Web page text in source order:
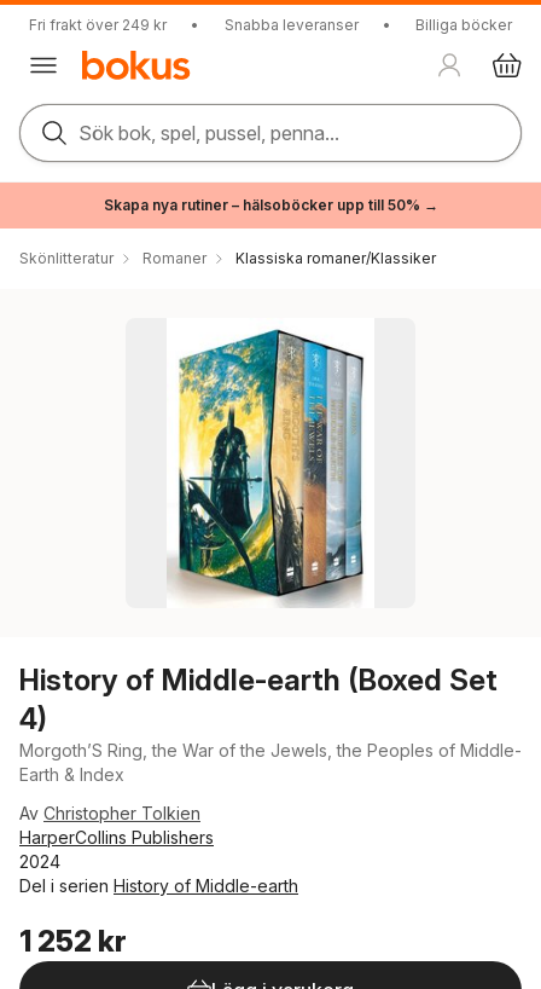
Fri frakt över 249 kr • Snabba leveranser • Billiga böcker
Sök bok, spel, pussel, penna...
Skapa nya rutiner – hälsoböcker upp till 50% →
Skönlitteratur Romaner Klassiska romaner/Klassiker
History of Middle-earth (Boxed Set
4)
Morgoth’S Ring, the War of the Jewels, the Peoples of Middle-
Earth & Index
Av Christopher Tolkien
HarperCollins Publishers
2024
Del i serien History of Middle-earth
1 252 kr